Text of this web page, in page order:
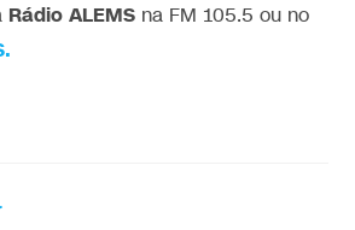
Rádio ALEMS na FM 105.5 ou no